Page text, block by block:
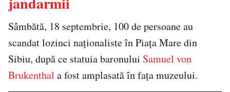
Sâmbătă, 18 septembrie, 100 de persoane au
scandat lozinci naționaliste în Piața Mare din
Sibiu, după ce statuia baronului Samuel von
Brukenthal a fost amplasată în fața muzeului.